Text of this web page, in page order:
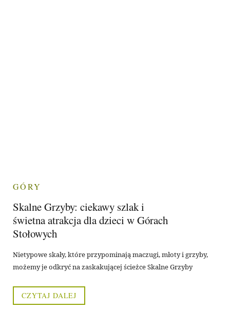
GÓRY
Skalne Grzyby: ciekawy szlak i
świetna atrakcja dla dzieci w Górach
Stołowych
Nietypowe skały, które przypominają maczugi, młoty i grzyby,
możemy je odkryć na zaskakującej ścieżce Skalne Grzyby
CZYTAJ DALEJ